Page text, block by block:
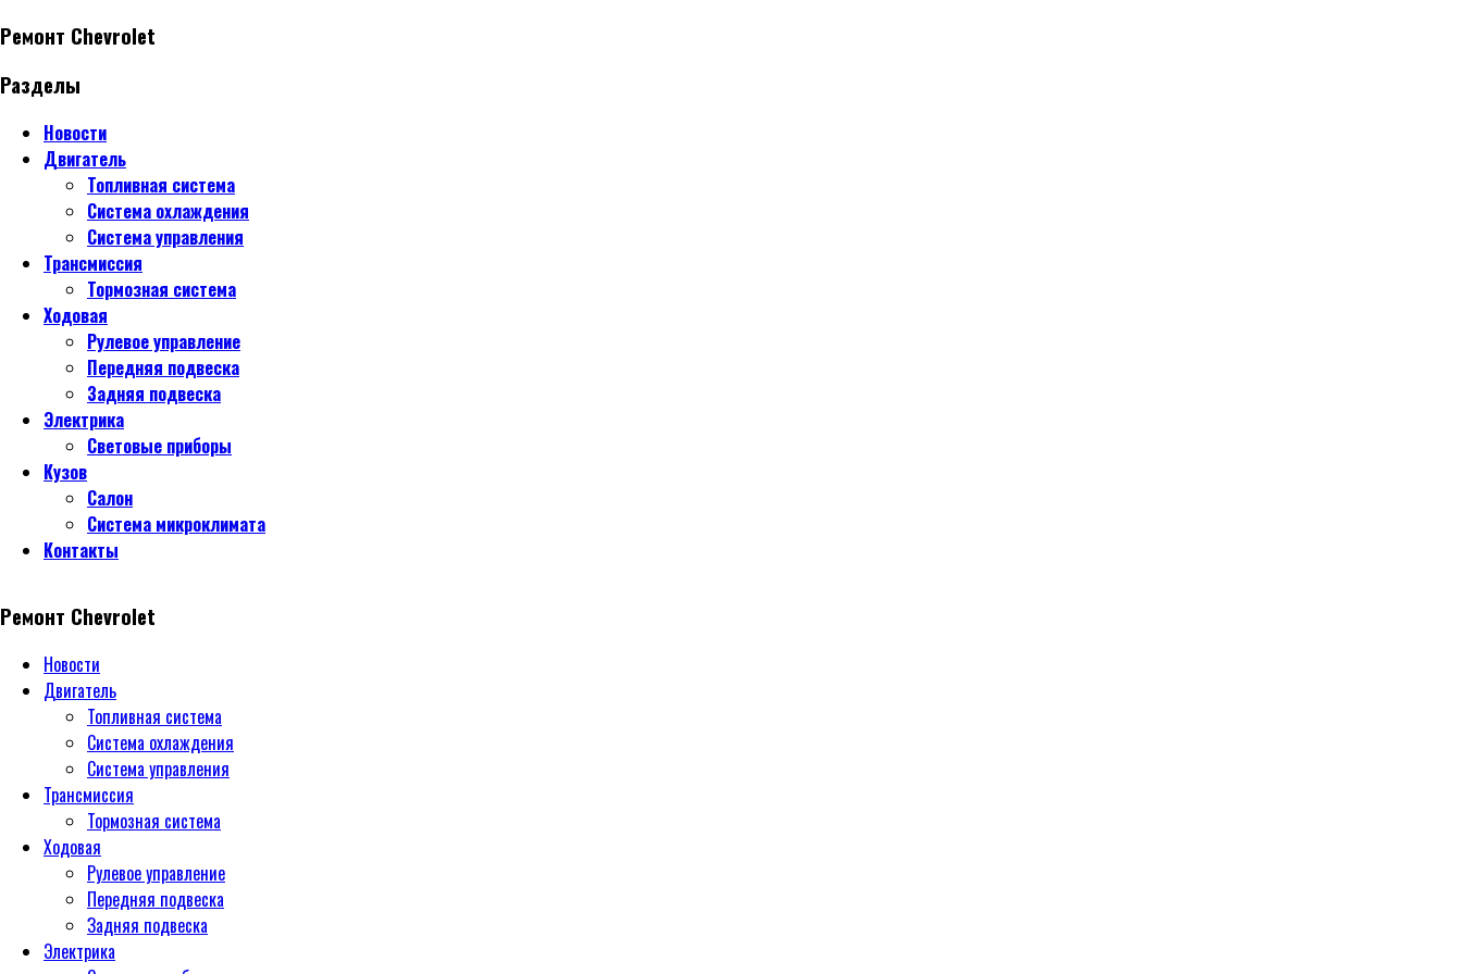
Ремонт Chevrolet
Разделы
Новости
Двигатель
Топливная система
Система охлаждения
Система управления
Трансмиссия
Тормозная система
Ходовая
Рулевое управление
Передняя подвеска
Задняя подвеска
Электрика
Световые приборы
Кузов
Салон
Система микроклимата
Контакты
Ремонт Chevrolet
Новости
Двигатель
Топливная система
Система охлаждения
Система управления
Трансмиссия
Тормозная система
Ходовая
Рулевое управление
Передняя подвеска
Задняя подвеска
Электрика